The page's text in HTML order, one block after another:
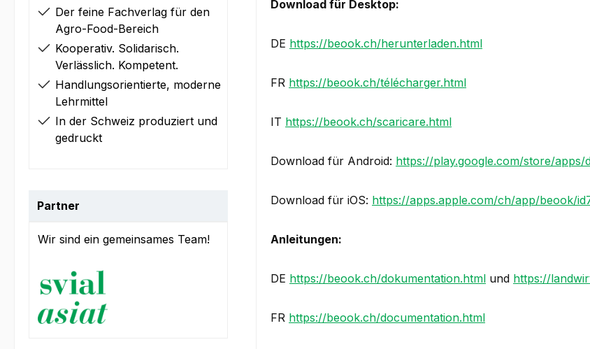
Der feine Fachverlag für den
Agro-Food-Bereich
Kooperativ. Solidarisch.
Verlässlich. Kompetent.
Handlungsorientierte, moderne
Lehrmittel
In der Schweiz produziert und
gedruckt
Partner
Wir sind ein gemeinsames Team!
Download für Desktop:
DE https://beook.ch/herunterladen.html
FR https://beook.ch/télécharger.html
IT https://beook.ch/scaricare.html
Download für Android: https://play.google.com/store/apps/
Download für iOS: https://apps.apple.com/ch/app/beook/
Anleitungen:
DE https://beook.ch/dokumentation.html und https://
FR https://beook.ch/documentation.html